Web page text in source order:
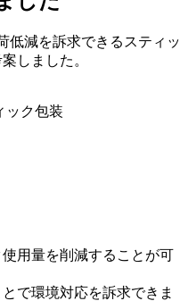
低減を訴求できるスティッ
しました。
用量を削減することが可
で環境対応を訴求できま